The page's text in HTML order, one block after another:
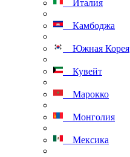
Италия
Камбоджа
Южная Корея
Кувейт
Марокко
Монголия
Мексика